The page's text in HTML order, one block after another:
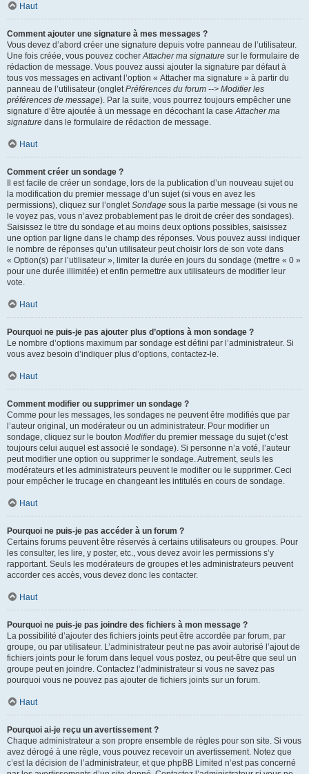
Haut
Comment ajouter une signature à mes messages ?
Vous devez d’abord créer une signature depuis votre panneau de l’utilisateur.
Une fois créée, vous pouvez cocherAttacher ma signature sur le formulaire de
rédaction de message. Vous pouvez aussi ajouter la signature par défaut à
tous vos messages en activant l’option « Attacher ma signature » à partir du
panneau de l’utilisateur (ongletPréférences du forum --> Modifier les
préférences de message). Par la suite, vous pourrez toujours empêcher une
signature d’être ajoutée à un message en décochant la caseAttacher ma
signature dans le formulaire de rédaction de message.
Haut
Comment créer un sondage ?
Il est facile de créer un sondage, lors de la publication d’un nouveau sujet ou
la modification du premier message d’un sujet (si vous en avez les
permissions), cliquez sur l’ongletSondage sous la partie message (si vous ne
le voyez pas, vous n’avez probablement pas le droit de créer des sondages).
Saisissez le titre du sondage et au moins deux options possibles, saisissez
une option par ligne dans le champ des réponses. Vous pouvez aussi indiquer
le nombre de réponses qu’un utilisateur peut choisir lors de son vote dans
« Option(s) par l’utilisateur », limiter la durée en jours du sondage (mettre « 0 »
pour une durée illimitée) et enfin permettre aux utilisateurs de modifier leur
vote.
Haut
Pourquoi ne puis-je pas ajouter plus d’options à mon sondage ?
Le nombre d’options maximum par sondage est défini par l’administrateur. Si
vous avez besoin d’indiquer plus d’options, contactez-le.
Haut
Comment modifier ou supprimer un sondage ?
Comme pour les messages, les sondages ne peuvent être modifiés que par
l’auteur original, un modérateur ou un administrateur. Pour modifier un
sondage, cliquez sur le bouton Modifierdu premier message du sujet (c’est
toujours celui auquel est associé le sondage). Si personne n’a voté, l’auteur
peut modifier une option ou supprimer le sondage. Autrement, seuls les
modérateurs et les administrateurs peuvent le modifier ou le supprimer. Ceci
pour empêcher le trucage en changeant les intitulés en cours de sondage.
Haut
Pourquoi ne puis-je pas accéder à un forum ?
Certains forums peuvent être réservés à certains utilisateurs ou groupes. Pour
les consulter, les lire, y poster, etc., vous devez avoir les permissions s’y
rapportant. Seuls les modérateurs de groupes et les administrateurs peuvent
accorder ces accès, vous devez donc les contacter.
Haut
Pourquoi ne puis-je pas joindre des fichiers à mon message ?
La possibilité d’ajouter des fichiers joints peut être accordée par forum, par
groupe, ou par utilisateur. L’administrateur peut ne pas avoir autorisé l’ajout de
fichiers joints pour le forum dans lequel vous postez, ou peut-être que seul un
groupe peut en joindre. Contactez l’administrateur si vous ne savez pas
pourquoi vous ne pouvez pas ajouter de fichiers joints sur un forum.
Haut
Pourquoi ai-je reçu un avertissement ?
Chaque administrateur a son propre ensemble de règles pour son site. Si vous
avez dérogé à une règle, vous pouvez recevoir un avertissement. Notez que
c’est la décision de l’administrateur, et que phpBB Limited n’est pas concerné